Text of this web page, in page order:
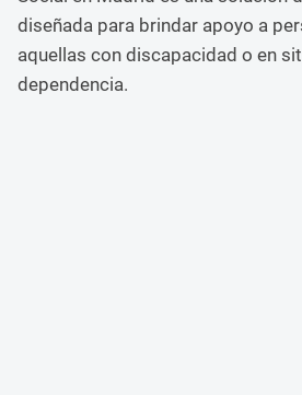
diseñada para brindar apoyo a
aquellas con discapacidad o en
dependencia.